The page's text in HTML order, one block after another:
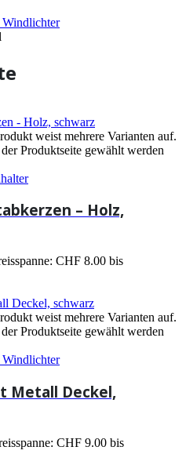
weist mehrere Varianten auf.
Produktseite gewählt werden
– Holz,
CHF 8.00 bis
weist mehrere Varianten auf.
Produktseite gewählt werden
Metall Deckel,
CHF 9.00 bis